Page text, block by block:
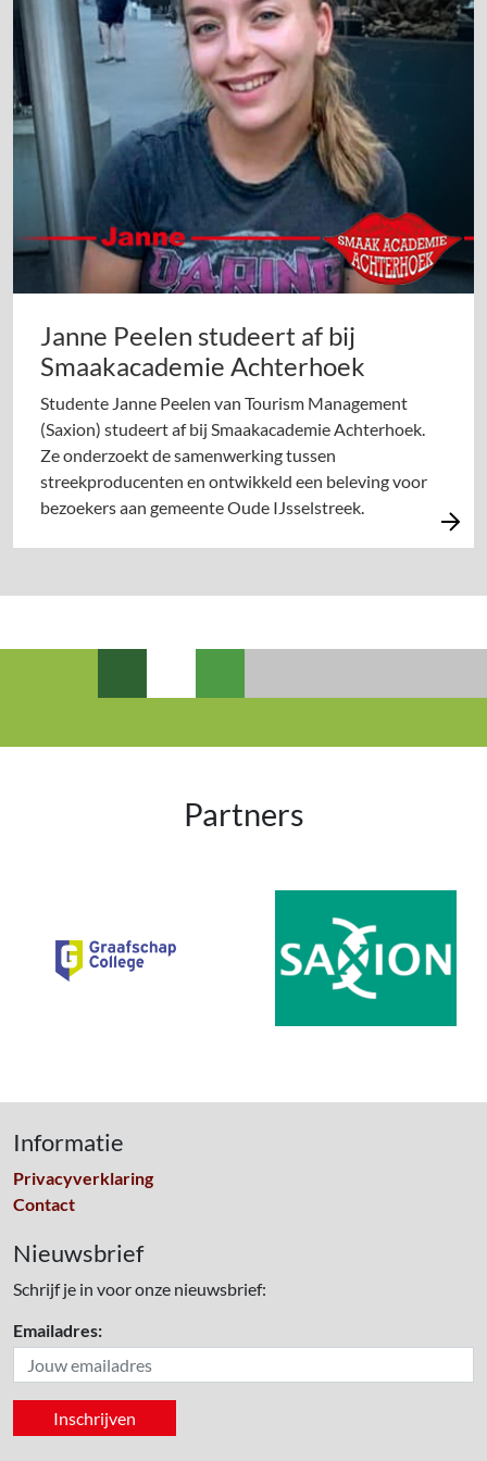
Janne Peelen studeert af bij
Smaakacademie Achterhoek
Studente Janne Peelen van Tourism Management
(Saxion) studeert af bij Smaakacademie Achterhoek.
Ze onderzoekt de samenwerking tussen
streekproducenten en ontwikkeld een beleving voor
bezoekers aan gemeente Oude IJsselstreek.
Partners
Informatie
Privacyverklaring
Contact
Nieuwsbrief
Schrijf je in voor onze nieuwsbrief:
Emailadres: